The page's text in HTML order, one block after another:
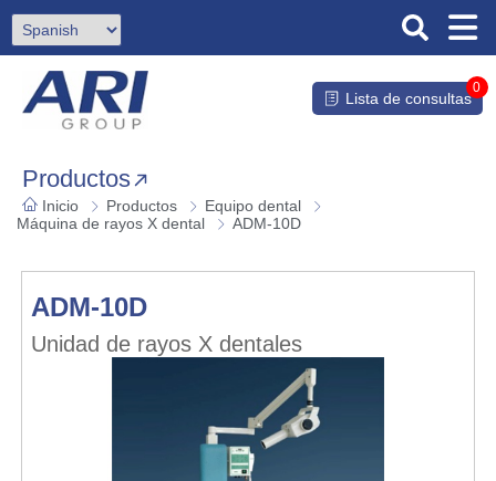
Lista de consultas
0
Productos
Inicio Productos
Equipo dental
Máquina de rayos X dental
ADM-10D
ADM-10D
Unidad de rayos X dentales